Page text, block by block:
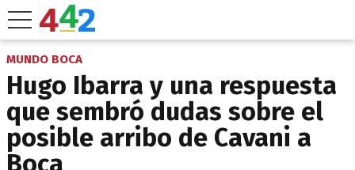
MUNDO BOCA
Hugo Ibarra y una respuesta
que sembró dudas sobre el
posible arribo de Cavani a
Boca